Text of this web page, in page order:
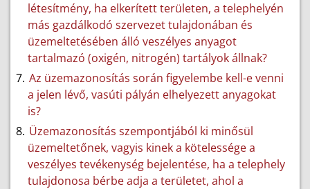
létesítmény, ha elkerített területen, a telephelyén
más gazdálkodó szervezet tulajdonában és
üzemeltetésében álló veszélyes anyagot
tartalmazó (oxigén, nitrogén) tartályok állnak?
Az üzemazonosítás során figyelembe kell-e venni
a jelen lévő, vasúti pályán elhelyezett anyagokat
is?
Üzemazonosítás szempontjából ki minősül
üzemeltetőnek, vagyis kinek a kötelessége a
veszélyes tevékenység bejelentése, ha a telephely
tulajdonosa bérbe adja a területet, ahol a